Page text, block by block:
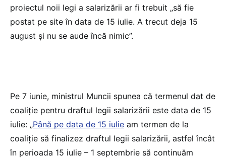
proiectul noii legi a salarizării ar fi trebuit „să fie
postat pe site în data de 15 iulie. A trecut deja 15
august și nu se aude încă nimic”.
Pe 7 iunie, ministrul Muncii spunea că termenul dat de
coaliție pentru draftul legii salarizării este data de 15
iulie: „Până pe data de 15 iulie am termen de la
coaliție să finalizez draftul legii salarizării, astfel încât
în perioada 15 iulie – 1 septembrie să continuăm